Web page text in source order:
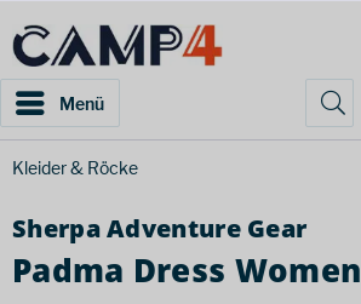
Menü
Kleider & Röcke
Sherpa Adventure Gear
Padma Dress Women